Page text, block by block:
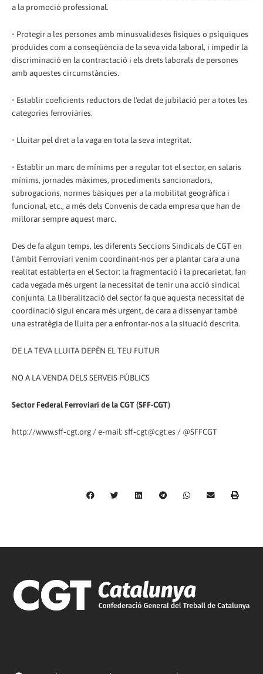
a la promoció professional.
• Protegir a les persones amb minusvalideses físiques o psíquiques
produïdes com a conseqüència de la seva vida laboral, i impedir la
discriminació en la contractació i els drets laborals de persones
amb aquestes circumstàncies.
• Establir coeficients reductors de l'edat de jubilació per a totes les
categories ferroviàries.
• Lluitar pel dret a la vaga en tota la seva integritat.
• Establir un marc de mínims per a regular tot el sector, en salaris
mínims, jornades màximes, procediments sancionadors,
subrogacions, normes bàsiques per a la mobilitat geogràfica i
funcional, etc., a més dels Convenis de cada empresa que han de
millorar sempre aquest marc.
Des de fa algun temps, les diferents Seccions Sindicals de CGT en
l'àmbit Ferroviari venim coordinant-nos per a plantar cara a una
realitat establerta en el Sector: la fragmentació i la precarietat, fan
cada vegada més urgent la necessitat de tenir una acció sindical
conjunta. La liberalització del sector fa que aquesta necessitat de
coordinació sigui encara més urgent, de cara a dissenyar també
una estratègia de lluita per a enfrontar-nos a la situació descrita.
DE LA TEVA LLUITA DEPÈN EL TEU FUTUR
NO A LA VENDA DELS SERVEIS PÚBLICS
Sector Federal Ferroviari de la CGT (SFF-CGT)
http://www.sff‐cgt.org / e‐mail: sff‐cgt@cgt.es / @SFFCGT